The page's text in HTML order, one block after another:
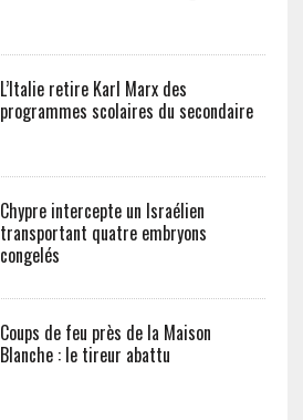
L’Italie retire Karl Marx des
programmes scolaires du secondaire
Chypre intercepte un Israélien
transportant quatre embryons
congelés
Coups de feu près de la Maison
Blanche : le tireur abattu